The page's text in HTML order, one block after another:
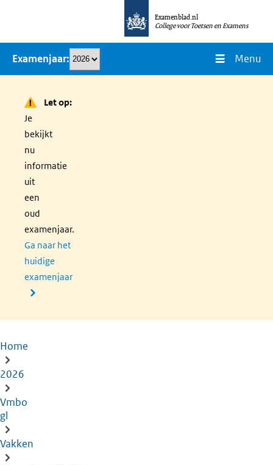
naar
inhoud
Examenblad.nl
College voor Toetsen en Examens
Examenjaar Menu
Let op:
Je
bekijkt
nu
informatie
uit
een
oud
examenjaar.
Ga naar het
huidige
examenjaar
Kruimelpad
Home
2026
Vmbo
gl
Vakken